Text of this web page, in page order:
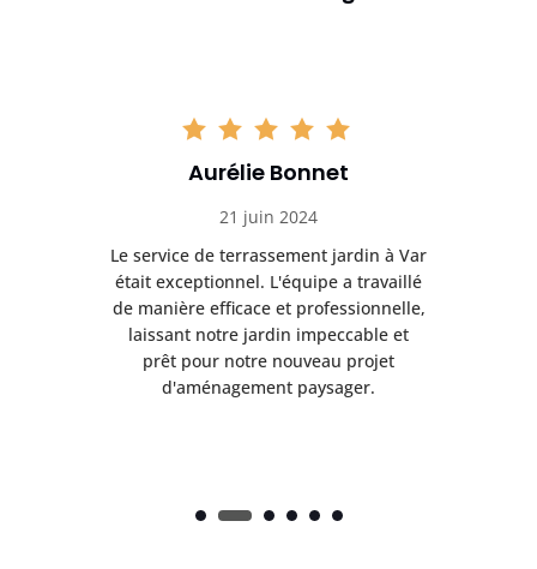
Aurélie Bonnet
21 juin 2024
Le service de terrassement jardin à Var
était exceptionnel. L'équipe a travaillé
de manière efficace et professionnelle,
laissant notre jardin impeccable et
prêt pour notre nouveau projet
d'aménagement paysager.